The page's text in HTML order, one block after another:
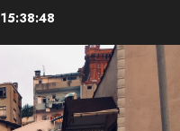
15:38:49